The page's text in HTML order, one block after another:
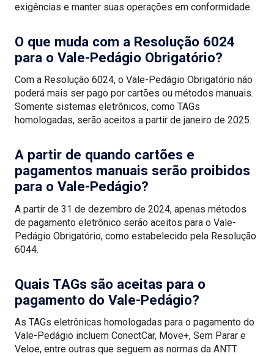
exigências e manter suas operações em conformidade.
O que muda com a Resolução 6024
para o Vale-Pedágio Obrigatório?
Com a Resolução 6024, o Vale-Pedágio Obrigatório não
poderá mais ser pago por cartões ou métodos manuais.
Somente sistemas eletrônicos, como TAGs
homologadas, serão aceitos a partir de janeiro de 2025.
A partir de quando cartões e
pagamentos manuais serão proibidos
para o Vale-Pedágio?
A partir de 31 de dezembro de 2024, apenas métodos
de pagamento eletrônico serão aceitos para o Vale-
Pedágio Obrigatório, como estabelecido pela Resolução
6044.
Quais TAGs são aceitas para o
pagamento do Vale-Pedágio?
As TAGs eletrônicas homologadas para o pagamento do
Vale-Pedágio incluem ConectCar, Move+, Sem Parar e
Veloe, entre outras que seguem as normas da ANTT.